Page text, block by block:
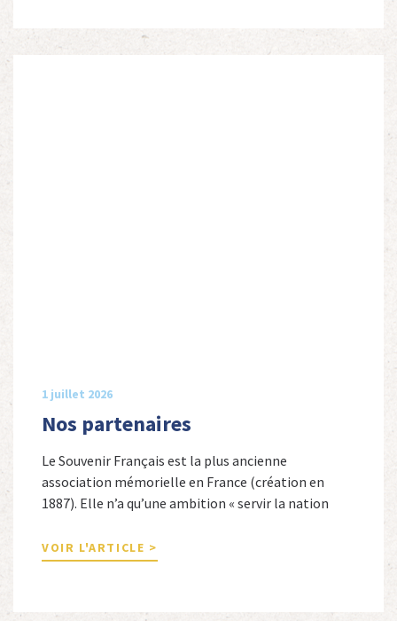
1 juillet 2026
Nos partenaires
Le Souvenir Français est la plus ancienne
association mémorielle en France (création en
1887). Elle n’a qu’une ambition « servir la nation
nationale de la France. Afin d’atteindre cet objectif,
Le Souvenir Français entretient des liens amicaux
totalité ou partiellement afin de faire vivre […]
VOIR L'ARTICLE >